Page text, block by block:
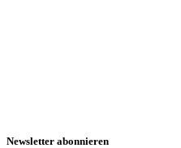
Newsletter abonnieren